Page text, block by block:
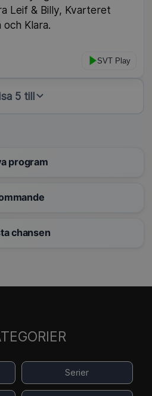
Leif & Billy, Kvarteret
Klara.
SVT Play
5 till
program
chansen
Serier